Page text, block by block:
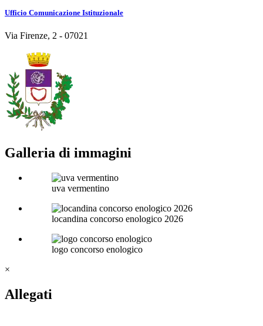
Ufficio Comunicazione Istituzionale
Via Firenze, 2 - 07021
Galleria di immagini
uva vermentino
locandina concorso enologico 2026
logo concorso enologico
×
Allegati